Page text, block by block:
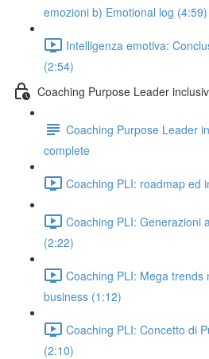
emozioni b) Emotional log (4:59)
Intelligenza emotiva:
(2:54)
Coaching Purpose Leader
Coaching Purpose Leader
complete
Coaching PLI: roadmap ed
Coaching PLI: Generazioni
(2:22)
Coaching PLI: Mega trends
business (1:12)
Coaching PLI: Concetto di
(2:10)